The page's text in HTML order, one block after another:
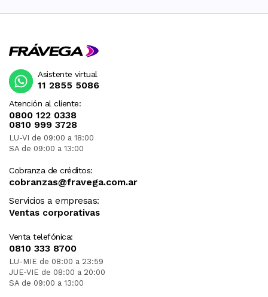
Atención al cliente:
0800 122 0338
0810 999 3728
LU-VI de 09:00 a 18:00
SA de 09:00 a 13:00
Cobranza de créditos:
cobranzas@fravega.com.ar
Servicios a empresas:
Ventas corporativas
Venta telefónica:
0810 333 8700
LU-MIE de 08:00 a 23:59
JUE-VIE de 08:00 a 20:00
SA de 09:00 a 13:00
Asistente virtual
11 2855 5086